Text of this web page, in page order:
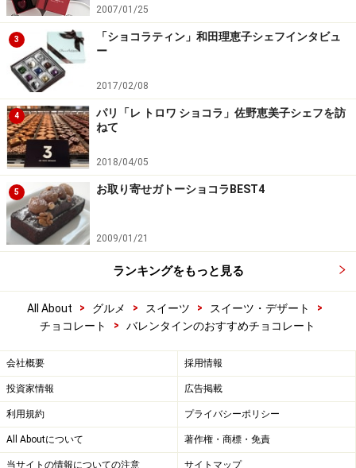
2007/01/25
3
「ショコラティン」和田理恵子シェフインタビュ
ー
2017/02/08
4
パリ「レ トロワ ショコラ」佐野恵美子シェフを訪
ねて
2018/04/05
5 お取り寄せガトーショコラBEST4
2009/01/21
ランキングをもっと見る
All About > グルメ > スイーツ > スイーツ・デザート
>
チョコレート
> バレンタインのおすすめチョコレート
会社概要 採用情報
投資家情報 広告掲載
利用規約 プライバシーポリシー
All Aboutについて 著作権・商標・免責
当サイトの情報についての注意 サイトマップ